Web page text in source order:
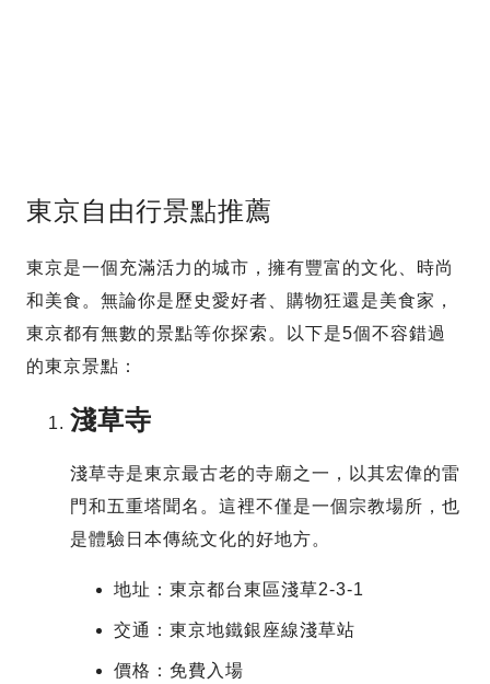
東京自由行景點推薦
東京是一個充滿活力的城市，擁有豐富的文化、時尚
和美食。無論你是歷史愛好者、購物狂還是美食家，
東京都有無數的景點等你探索。以下是5個不容錯過
的東京景點：
淺草寺
淺草寺是東京最古老的寺廟之一，以其宏偉的雷
門和五重塔聞名。這裡不僅是一個宗教場所，也
是體驗日本傳統文化的好地方。
地址：東京都台東區淺草2-3-1
交通：東京地鐵銀座線淺草站
價格：免費入場